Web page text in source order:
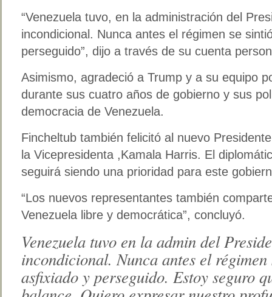
“Venezuela tuvo, en la administración del
incondicional. Nunca antes el régimen se
perseguido”, dijo a través de su cuenta
Asimismo, agradeció a Trump y a su equipo
durante sus cuatro años de gobierno y sus
democracia de Venezuela.
Fincheltub también felicitó al nuevo
la Vicepresidenta ,Kamala Harris. El
seguirá siendo una prioridad para este
“Los nuevos representantes también
Venezuela libre y democrática”, concluyó.
Venezuela tuvo en la admin del
incondicional. Nunca antes el
asfixiado y perseguido. Estoy seguro